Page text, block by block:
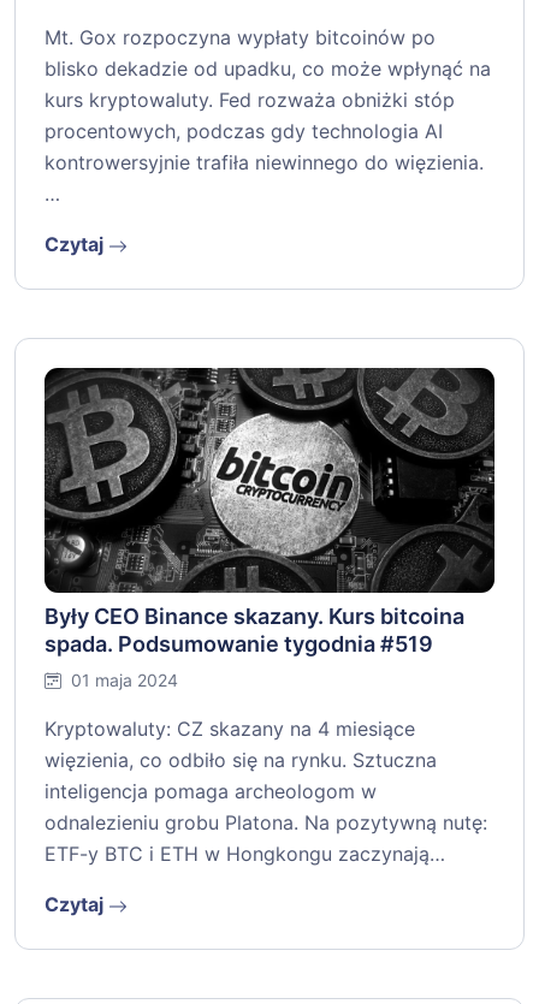
Mt. Gox rozpoczyna wypłaty bitcoinów po
blisko dekadzie od upadku, co może wpłynąć na
kurs kryptowaluty. Fed rozważa obniżki stóp
procentowych, podczas gdy technologia AI
kontrowersyjnie trafiła niewinnego do więzienia.
…
Czytaj
Były CEO Binance skazany. Kurs bitcoina
spada. Podsumowanie tygodnia #519
01 maja 2024
Kryptowaluty: CZ skazany na 4 miesiące
więzienia, co odbiło się na rynku. Sztuczna
inteligencja pomaga archeologom w
odnalezieniu grobu Platona. Na pozytywną nutę:
ETF-y BTC i ETH w Hongkongu zaczynają…
Czytaj